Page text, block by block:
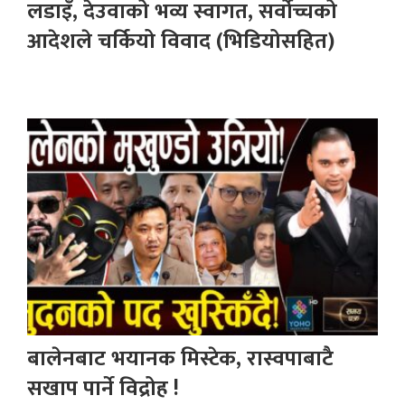
लडाइँ, देउवाको भव्य स्वागत, सर्वोच्चको
आदेशले चर्कियो विवाद (भिडियोसहित)
बालेनबाट भयानक मिस्टेक, रास्वपाबाटै
सखाप पार्ने विद्रोह !